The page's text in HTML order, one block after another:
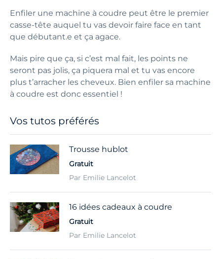
Enfiler une machine à coudre peut être le premier
casse-tête auquel tu vas devoir faire face en tant
que débutant.e et ça agace.
Mais pire que ça, si c’est mal fait, les points ne
seront pas jolis, ça piquera mal et tu vas encore
plus t’arracher les cheveux. Bien enfiler sa machine
à coudre est donc essentiel !
Vos tutos préférés
Trousse hublot
Gratuit
Par Emilie Lancelot
16 idées cadeaux à coudre
Gratuit
Par Emilie Lancelot